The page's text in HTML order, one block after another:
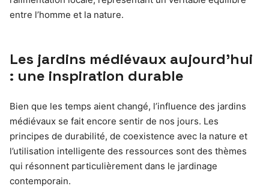
entre l’homme et la nature.
Les jardins médiévaux aujourd’hui
: une inspiration durable
Bien que les temps aient changé, l’influence des jardins
médiévaux se fait encore sentir de nos jours. Les
principes de durabilité, de coexistence avec la nature et
l’utilisation intelligente des ressources sont des thèmes
qui résonnent particulièrement dans le jardinage
contemporain.